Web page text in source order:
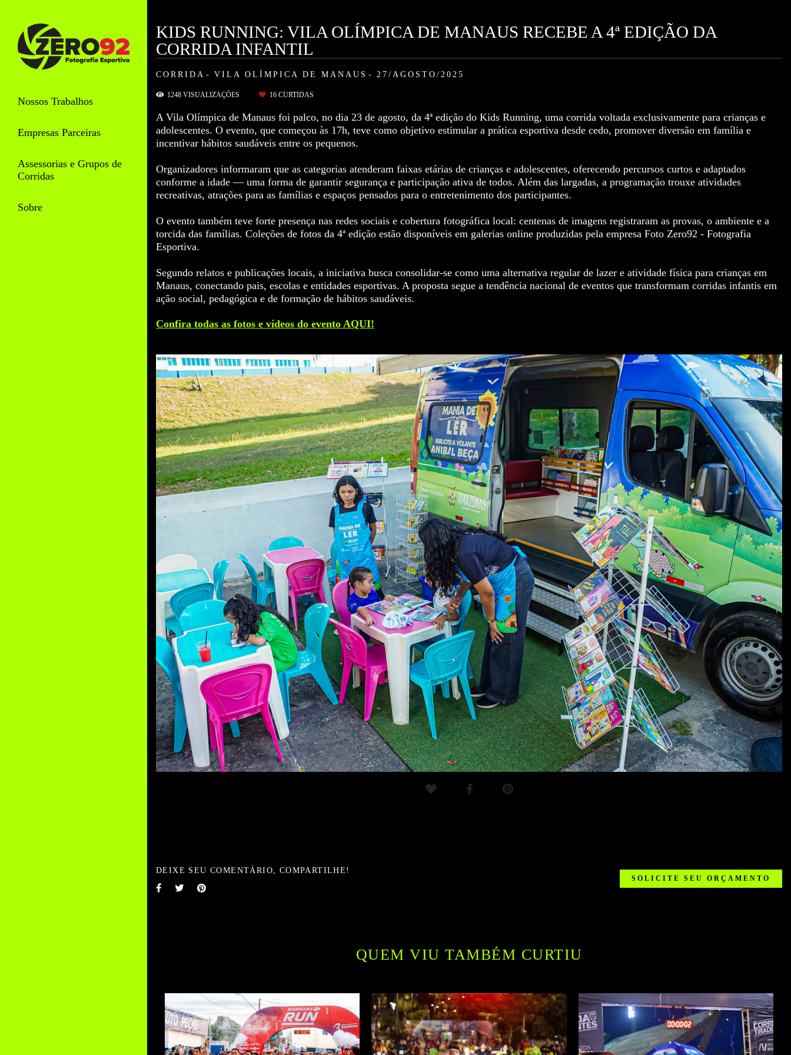
Nossos Trabalhos
Empresas Parceiras
Assessorias e Grupos de
Corridas
Sobre
CORRIDA VILA OLÍMPICA DE MANAUS 27/AGOSTO/2025
KIDS RUNNING: VILA OLÍMPICA DE MANAUS RECEBE A 4ª EDIÇÃO DA
CORRIDA INFANTIL
1248 VISUALIZAÇÕES 16 CURTIDAS
A Vila Olímpica de Manaus foi palco, no dia 23 de agosto, da 4ª edição do Kids Running, uma corrida voltada exclusivamente para crianças e
adolescentes. O evento, que começou às 17h, teve como objetivo estimular a prática esportiva desde cedo, promover diversão em família e
incentivar hábitos saudáveis entre os pequenos.
Organizadores informaram que as categorias atenderam faixas etárias de crianças e adolescentes, oferecendo percursos curtos e adaptados
conforme a idade — uma forma de garantir segurança e participação ativa de todos. Além das largadas, a programação trouxe atividades
recreativas, atrações para as famílias e espaços pensados para o entretenimento dos participantes.
O evento também teve forte presença nas redes sociais e cobertura fotográfica local: centenas de imagens registraram as provas, o ambiente e a
torcida das famílias. Coleções de fotos da 4ª edição estão disponíveis em galerias online produzidas pela empresa Foto Zero92 - Fotografia
Esportiva.
Segundo relatos e publicações locais, a iniciativa busca consolidar-se como uma alternativa regular de lazer e atividade física para crianças em
Manaus, conectando pais, escolas e entidades esportivas. A proposta segue a tendência nacional de eventos que transformam corridas infantis em
ação social, pedagógica e de formação de hábitos saudáveis.
Confira todas as fotos e vídeos do evento AQUI!
DEIXE SEU COMENTÁRIO, COMPARTILHE!
SOLICITE SEU ORÇAMENTO
QUEM VIU TAMBÉM CURTIU